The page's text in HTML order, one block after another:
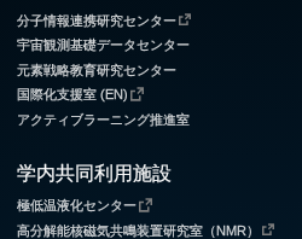
分子情報連携研究センター
宇宙観測基礎データセンター
元素戦略教育研究センター
国際化支援室 (EN)
アクティブラーニング推進室
学内共同利用施設
極低温液化センター
高分解能核磁気共鳴装置研究室（NMR）